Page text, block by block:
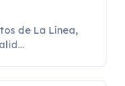
de La Línea,